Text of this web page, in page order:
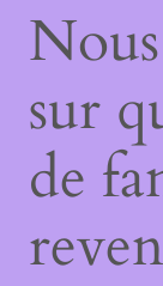
sur
de